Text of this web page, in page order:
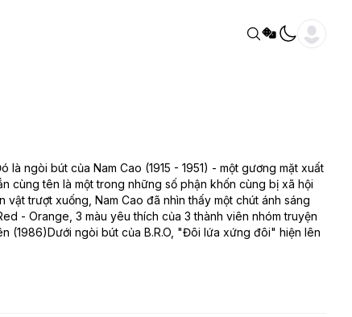
ngòi bút của Nam Cao (1915 - 1951) - một gương mặt xuất
cùng tên là một trong những số phận khốn cùng bị xã hội
trượt xuống, Nam Cao đã nhìn thấy một chút ánh sáng
- Orange, 3 màu yêu thích của 3 thành viên nhóm truyện
(1986)Dưới ngòi bút của B.R.O, "Đôi lứa xứng đôi" hiện lên